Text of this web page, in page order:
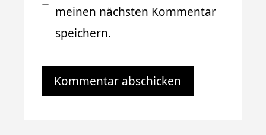
meinen nächsten Kommentar
speichern.